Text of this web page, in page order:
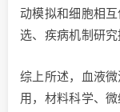
动模拟和细胞相
选、疾病机制研究
综上所述，血液
用，材料科学、